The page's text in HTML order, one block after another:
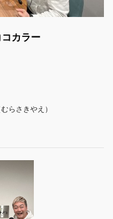
コカラー
らさきやえ）